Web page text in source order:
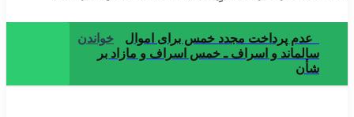
خواندن
عدم پرداخت مجدد خمس برای اموال
سالماند و اسراف ـ خمس اسراف و مازاد بر
شأن